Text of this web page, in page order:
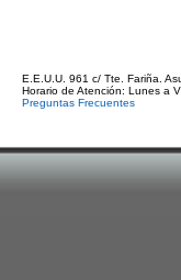
E.E.U.U. 961 c/ Tte. Fariña.
Horario de Atención: Lunes a
Preguntas Frecuentes